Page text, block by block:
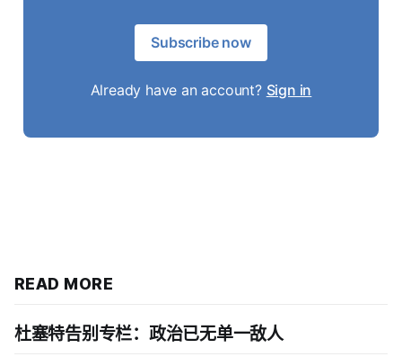
Subscribe now
Already have an account? Sign in
READ MORE
杜塞特告别专栏：政治已无单一敌人